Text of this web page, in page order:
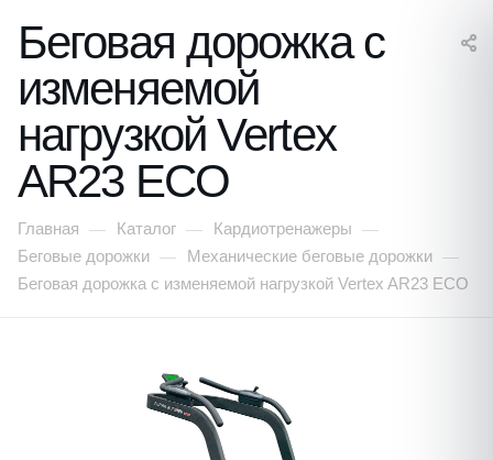
Беговая дорожка с
изменяемой
нагрузкой Vertex
AR23 ECO
Главная — Каталог — Кардиотренажеры —
Беговые дорожки — Механические беговые дорожки —
Беговая дорожка с изменяемой нагрузкой Vertex AR23 ECO